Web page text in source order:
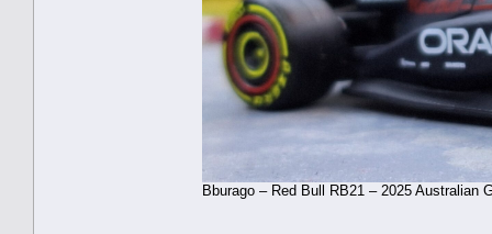
Bburago – Red Bull RB21 – 2025 Australian